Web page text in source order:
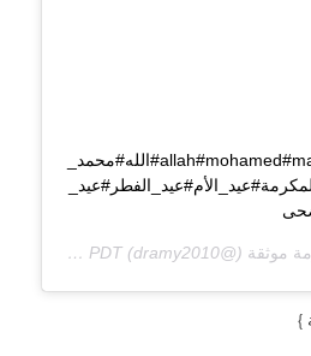
#allah#mohamed#makkahalmukarramah#الله#محمد_
موثقة (@dramy2010) on
Mar 19, 2019 at 10:21pm PDT
}